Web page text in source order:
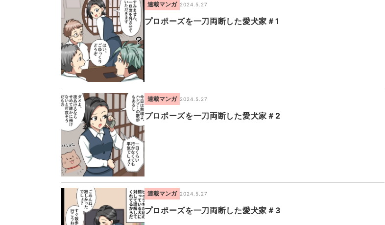
連載マンガ 2024.5.27
プロポーズを一刀両断した愛犬家＃1
連載マンガ 2024.5.27
プロポーズを一刀両断した愛犬家＃2
連載マンガ 2024.5.27
プロポーズを一刀両断した愛犬家＃3